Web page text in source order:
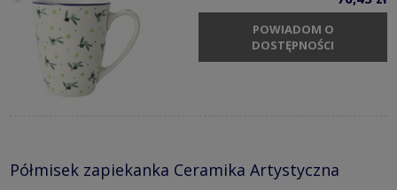
POWIADOM O
DOSTĘPNOŚCI
Półmisek zapiekanka Ceramika Artystyczna